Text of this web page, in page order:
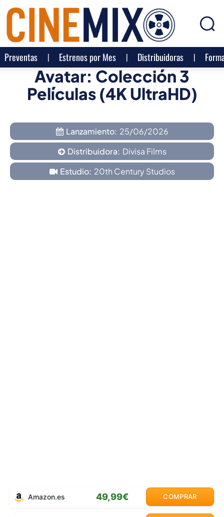
Preventas Estrenos por Mes Distribuidoras
Avatar: Colección 3
Películas (4K UltraHD)
Lanzamiento: 25/06/2026
Distribuidora: Divisa Films
Estudio: 20th Century Studios
Amazon.es 49,99€ COMPRAR